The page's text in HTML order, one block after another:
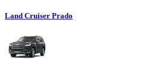
Land Cruiser Prado